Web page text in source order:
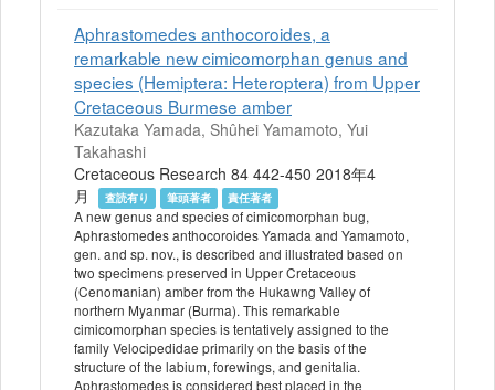
Aphrastomedes anthocoroides, a
remarkable new cimicomorphan genus and
species (Hemiptera: Heteroptera) from Upper
Cretaceous Burmese amber
Kazutaka Yamada, Shûhei Yamamoto, Yui
Takahashi
Cretaceous Research 84 442-450 2018年4
月
査読有り 筆頭著者 責任著者
A new genus and species of cimicomorphan bug,
Aphrastomedes anthocoroides Yamada and Yamamoto,
gen. and sp. nov., is described and illustrated based on
two specimens preserved in Upper Cretaceous
(Cenomanian) amber from the Hukawng Valley of
northern Myanmar (Burma). This remarkable
cimicomorphan species is tentatively assigned to the
family Velocipedidae primarily on the basis of the
structure of the labium, forewings, and genitalia.
Aphrastomedes is considered best placed in the